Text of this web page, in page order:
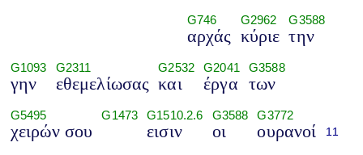
G746
αρχάς
G2962
κύριε
G3588
την
G1093
γην
G2311
εθεμελίωσας
G2532
και
G2041
έργα
G3588
των
G5495
χειρών σου
G1473 G1510.2.6
εισιν
G3588
οι
G3772
ουρανοί 11